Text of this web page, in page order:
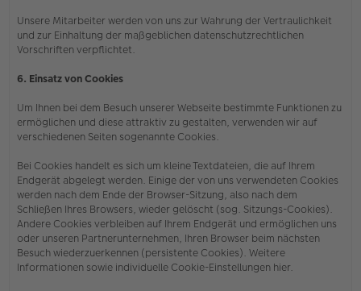
Unsere Mitarbeiter werden von uns zur Wahrung der Vertraulichkeit
und zur Einhaltung der maßgeblichen datenschutzrechtlichen
Vorschriften verpflichtet.
6. Einsatz von Cookies
Um Ihnen bei dem Besuch unserer Webseite bestimmte Funktionen zu
ermöglichen und diese attraktiv zu gestalten, verwenden wir auf
verschiedenen Seiten sogenannte Cookies.
Bei Cookies handelt es sich um kleine Textdateien, die auf Ihrem
Endgerät abgelegt werden. Einige der von uns verwendeten Cookies
werden nach dem Ende der Browser-Sitzung, also nach dem
Schließen Ihres Browsers, wieder gelöscht (sog. Sitzungs-Cookies).
Andere Cookies verbleiben auf Ihrem Endgerät und ermöglichen uns
oder unseren Partnerunternehmen, Ihren Browser beim nächsten
Besuch wiederzuerkennen (persistente Cookies). Weitere
Informationen sowie individuelle Cookie-Einstellungen hier.